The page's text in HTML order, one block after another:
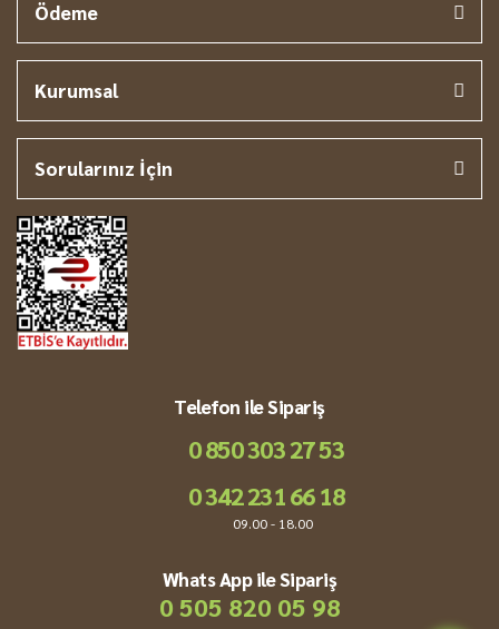
Ödeme
Kurumsal
Sorularınız İçin
Telefon ile Sipariş
0 850 303 27 53
0 342 231 66 18
09.00 - 18.00
Whats App ile Sipariş
0 505 820 05 98